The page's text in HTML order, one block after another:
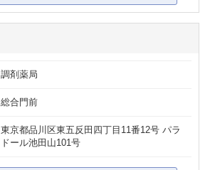
調剤薬局
総合門前
東京都品川区東五反田四丁目11番12号 パラ
ドール池田山101号